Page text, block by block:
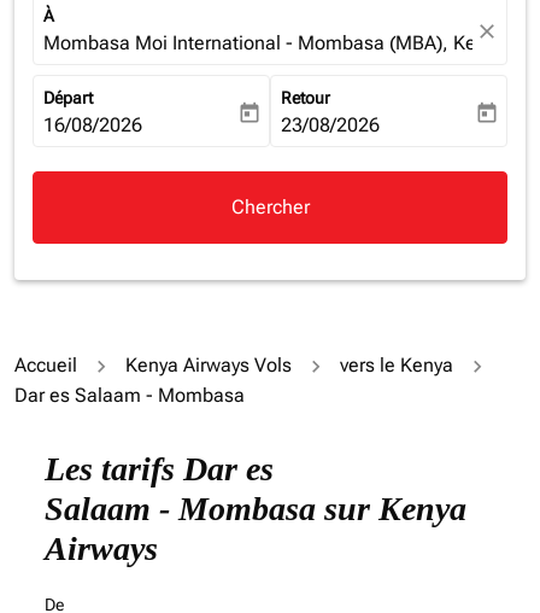
À
Mombasa Moi International - Mombasa (MBA), Kenya
close
Départ
fc-booking-departure-date-aria-label
16/08/2026 today
Retour
fc-booking-return-date-aria-
23/08/2026 today
Chercher
Accueil Kenya Airways Vols
vers le Kenya
Dar es Salaam - Mombasa
Les tarifs Dar es
Salaam - Mombasa sur Kenya
Airways
De